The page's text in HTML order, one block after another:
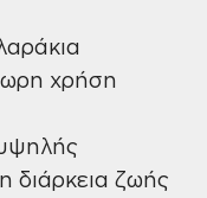
χρήση
διάρκεια ζωής